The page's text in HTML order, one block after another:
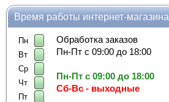
Время работы интернет-магазина
Пн
Вт
Ср
Чт
Пт
Обработка заказов
Пн-Пт с 09:00 до 18:00
Пн-Пт с 09:00 до 18:00
Сб-Вс - выходные